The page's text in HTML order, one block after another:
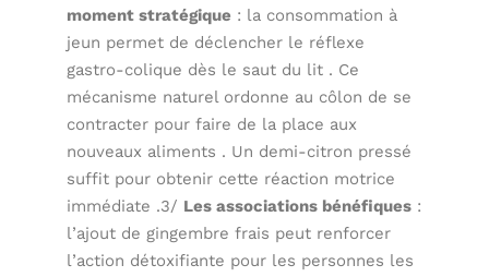
moment stratégique : la consommation à
jeun permet de déclencher le réflexe
gastro-colique dès le saut du lit . Ce
mécanisme naturel ordonne au côlon de se
contracter pour faire de la place aux
nouveaux aliments . Un demi-citron pressé
suffit pour obtenir cette réaction motrice
immédiate .3/ Les associations bénéfiques :
l’ajout de gingembre frais peut renforcer
l’action détoxifiante pour les personnes les